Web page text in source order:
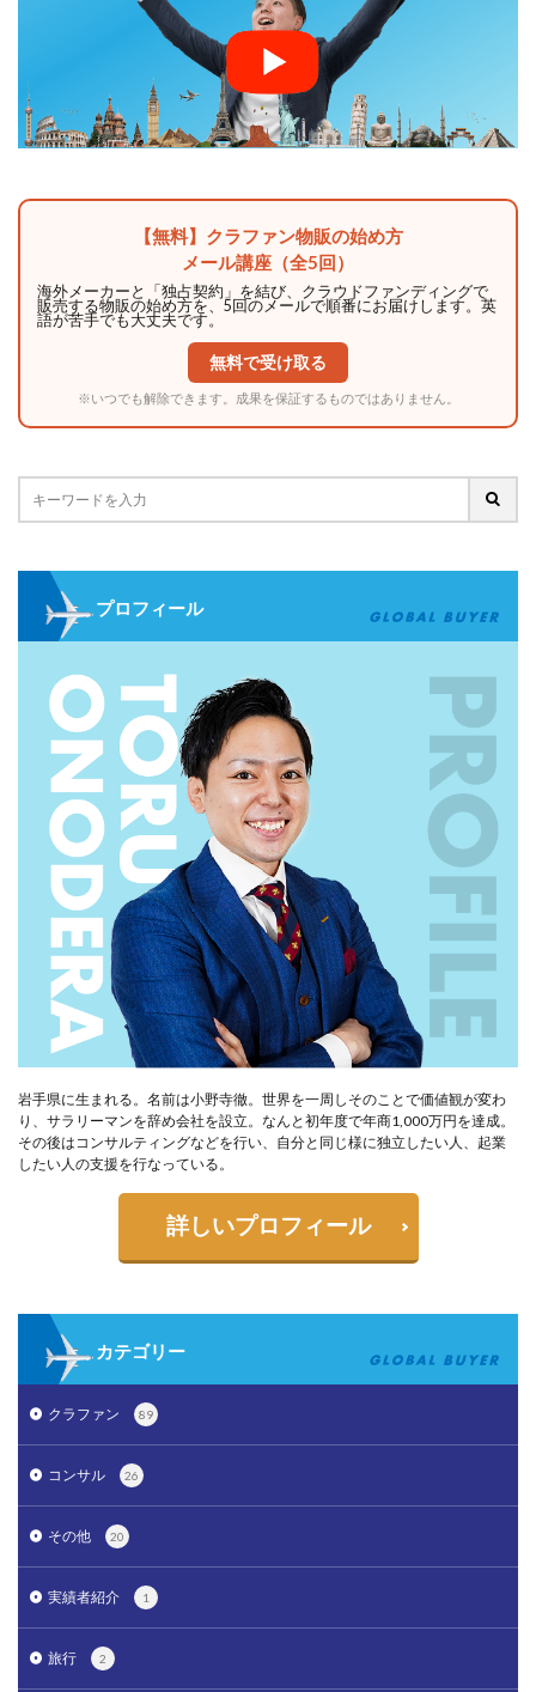
【無料】クラファン物販の始め方
メール講座（全5回）
海外メーカーと「独占契約」を結び、クラウドファンディングで
販売する物販の始め方を、5回のメールで順番にお届けします。英
語が苦手でも大丈夫です。
無料で受け取る
※いつでも解除できます。成果を保証するものではありません。
プロフィール
岩手県に生まれる。名前は小野寺徹。世界を一周しそのことで価値観が変わ
り、サラリーマンを辞め会社を設立。なんと初年度で年商1,000万円を達成。
その後はコンサルティングなどを行い、自分と同じ様に独立したい人、起業
したい人の支援を行なっている。
詳しいプロフィール
カテゴリー
クラファン 89
コンサル 26
その他 20
実績者紹介 1
旅行 2